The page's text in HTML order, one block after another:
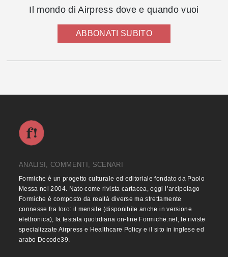
Il mondo di Airpress dove e quando vuoi
ABBONATI SUBITO
ANALISI, COMMENTI, SCENARI
Formiche è un progetto culturale ed editoriale fondato da Paolo
Messa nel 2004. Nato come rivista cartacea, oggi l’arcipelago
Formiche è composto da realtà diverse ma strettamente
connesse fra loro: il mensile (disponibile anche in versione
elettronica), la testata quotidiana on-line Formiche.net, le riviste
specializzate Airpress e Healthcare Policy e il sito in inglese ed
arabo Decode39.